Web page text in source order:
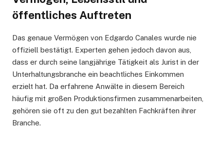
öffentliches Auftreten
Das genaue Vermögen von Edgardo Canales wurde nie
offiziell bestätigt. Experten gehen jedoch davon aus,
dass er durch seine langjährige Tätigkeit als Jurist in der
Unterhaltungsbranche ein beachtliches Einkommen
erzielt hat. Da erfahrene Anwälte in diesem Bereich
häufig mit großen Produktionsfirmen zusammenarbeiten,
gehören sie oft zu den gut bezahlten Fachkräften ihrer
Branche.